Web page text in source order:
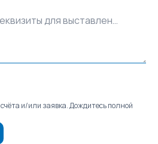
Комментарий и/или реквизиты для выставления счёта
и/или заявка. Дождитесь полной